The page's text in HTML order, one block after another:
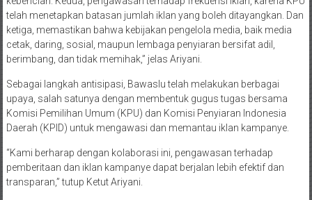
telah menetapkan batasan jumlah iklan yang boleh ditayangkan. Dan
ketiga, memastikan bahwa kebijakan pengelola media, baik media
cetak, daring, sosial, maupun lembaga penyiaran bersifat adil,
berimbang, dan tidak memihak,” jelas Ariyani.
Sebagai langkah antisipasi, Bawaslu telah melakukan berbagai
upaya, salah satunya dengan membentuk gugus tugas bersama
Komisi Pemilihan Umum (KPU) dan Komisi Penyiaran Indonesia
Daerah (KPID) untuk mengawasi dan memantau iklan kampanye.
“Kami berharap dengan kolaborasi ini, pengawasan terhadap
pemberitaan dan iklan kampanye dapat berjalan lebih efektif dan
transparan,” tutup Ketut Ariyani.